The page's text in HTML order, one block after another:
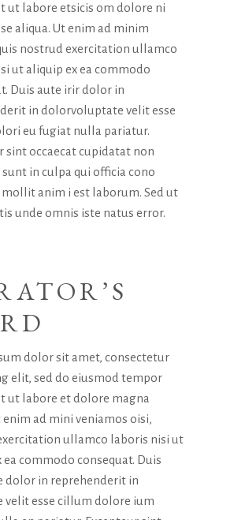
ut labore etsicis om dolore ni
aliqua. Ut enim ad minim
nostrud exercitation ullamco
ut aliquip ex ea commodo
Duis aute irir dolor in
in dolorvoluptate velit esse
eu fugiat nulla pariatur.
sint occaecat cupidatat non
in culpa qui officia cono
anim i est laborum. Sed ut
unde omnis iste natus error.
dolor sit amet, consectetur
elit, sed do eiusmod tempor
ut labore et dolore magna
enim ad mini veniamos oisi,
ullamco laboris nisi ut
ea commodo consequat. Duis
dolor in reprehenderit in
velit esse cillum dolore ium